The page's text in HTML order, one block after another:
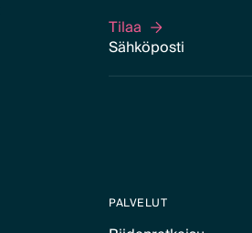
Tilaa
Tilaa
PALVELUT